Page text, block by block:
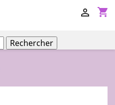
shopping_cart

Rechercher